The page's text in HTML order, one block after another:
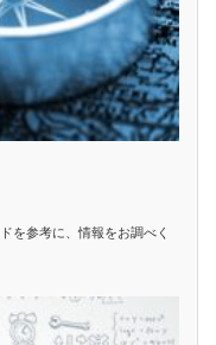
を参考に、情報をお調べく